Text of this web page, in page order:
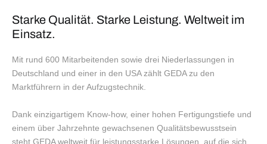
Starke Qualität. Starke Leistung. Weltweit im
Einsatz.
Mit rund 600 Mitarbeitenden sowie drei Niederlassungen in
Deutschland und einer in den USA zählt GEDA zu den
Marktführern in der Aufzugstechnik.
Dank einzigartigem Know-how, einer hohen Fertigungstiefe und
einem über Jahrzehnte gewachsenen Qualitätsbewusstsein
steht GEDA weltweit für leistungsstarke Lösungen, auf die sich